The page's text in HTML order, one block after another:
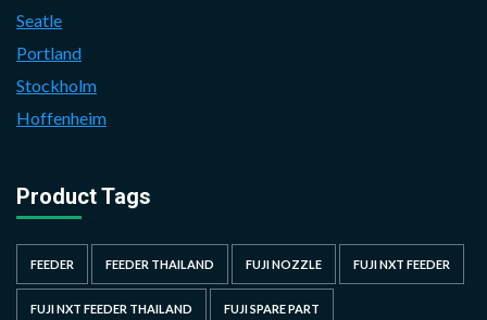
Seatle
Portland
Stockholm
Hoffenheim
Product Tags
FEEDER FEEDER THAILAND FUJI NOZZLE FUJI NXT FEEDER
FUJI NXT FEEDER THAILAND FUJI SPARE PART